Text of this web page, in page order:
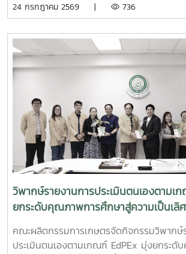
ใช้ในการวิจัย พัฒนาและต่อยอดผลิตภัณฑ์ให้มี
ศุกร์ ที่ 24 กรกฎาคม พ.ศ. 2569 ณ ศูนย์พัฒ
เห็ดสมุนไพรอินทรีย์ คณะผลิตกรรมการเกษต
โจ้
24 กรกฎาคม 2569 | 736
วิพากษ์รายงานการประเมินตนเองตามเ
ยกระดับคุณภาพการศึกษาสู่ความเป็นเลิศ
คณะผลิตกรรมการเกษตรจัดกิจกรรมวิพากษ์
ประเมินตนเองตามเกณฑ์ EdPEx มุ่งยกระ